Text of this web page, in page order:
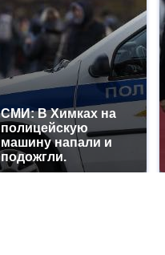
СМИ: В Химках на
полицейскую
машину напали и
подожгли.